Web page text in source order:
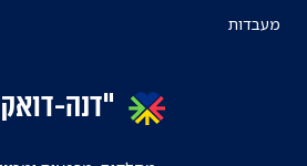
מעבדות
"דנה-